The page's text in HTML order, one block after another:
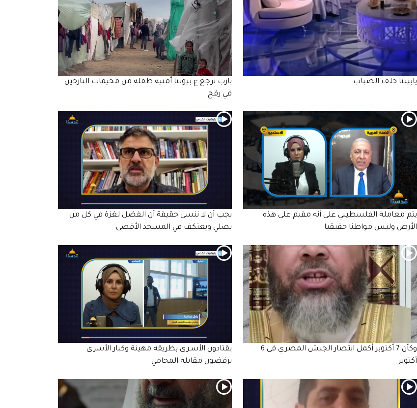
يابيتنا خلف الضباب
يارب نرجع ع بيوتنا أمنية طفلة من مخيمات النازحين
في رفح
يتم معاملة الفلسطيني على أنه مقيم على هذه
الأرض وليس مواطنا حقيقيا
يجب أن لا ننسى حقيقة أن الفضل لغزة في كل من
يصلي ويعتكف في المسجد الأقصى
وكأن 7 أكتوبر أكمل انتصار الجيش المصري في 6
أكتوبر
يقتادون الأسـرى بطريقة مهينة وكبار الأسرى
يرفضون مقابلة المحامي